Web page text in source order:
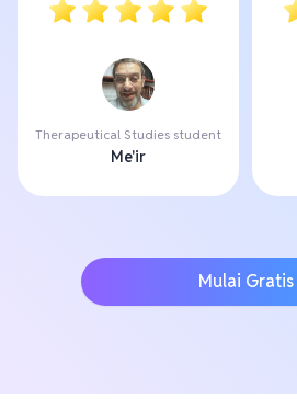
Therapeutical Studies student
Me'ir
Mulai Gratis